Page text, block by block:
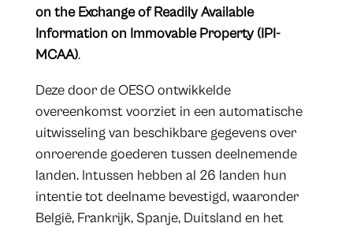
on the Exchange of Readily Available
Information on Immovable Property (IPI-
MCAA).
Deze door de OESO ontwikkelde
overeenkomst voorziet in een automatische
uitwisseling van beschikbare gegevens over
onroerende goederen tussen deelnemende
landen. Intussen hebben al 26 landen hun
intentie tot deelname bevestigd, waaronder
België, Frankrijk, Spanje, Duitsland en het